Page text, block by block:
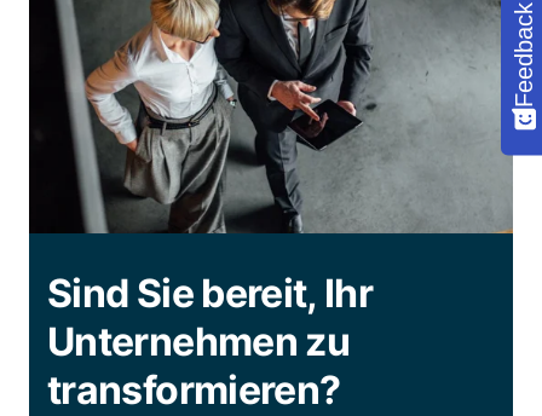
Sind Sie bereit, Ihr
Unternehmen zu
transformieren?
Feedback